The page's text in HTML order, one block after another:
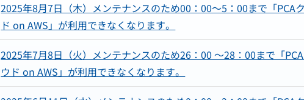
2025年8月7日（木）メンテナンスのため00：00～5：00まで「PCA
ド on AWS」が利用できなくなります。
2025年7月8日（火）メンテナンスのため26：00 ～28：00まで「
ウド on AWS」が利用できなくなります。